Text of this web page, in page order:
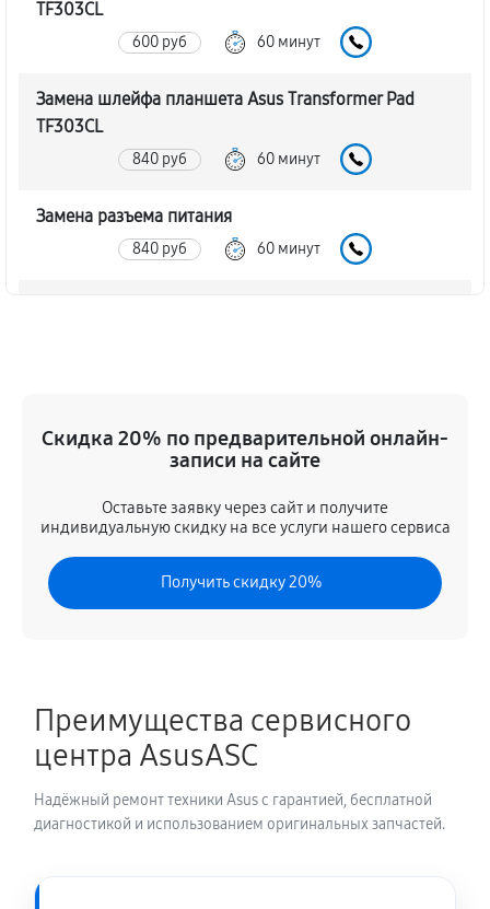
TF303CL
600 руб 60 минут
Замена шлейфа планшета Asus Transformer Pad
TF303CL
840 руб 60 минут
Замена разъема питания
840 руб 60 минут
TF303CL
Замена стекла планшета Asus Transformer Pad
TF303CL
600 руб 60 минут
Замена задней крышки
960 руб 60 минут
Скидка 20% по предварительной онлайн-
записи на сайте
Оставьте заявку через сайт и получите
индивидуальную скидку на все услуги нашего сервиса
Получить скидку 20%
Преимущества сервисного
центра AsusASC
Надёжный ремонт техники Asus с гарантией, бесплатной
диагностикой и использованием оригинальных запчастей.